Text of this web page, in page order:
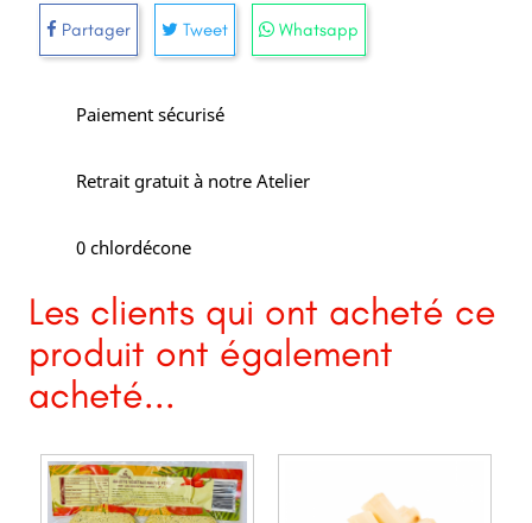
Partager Tweet Whatsapp
Paiement sécurisé
Retrait gratuit à notre Atelier
0 chlordécone
Les clients qui ont acheté ce
produit ont également
acheté...